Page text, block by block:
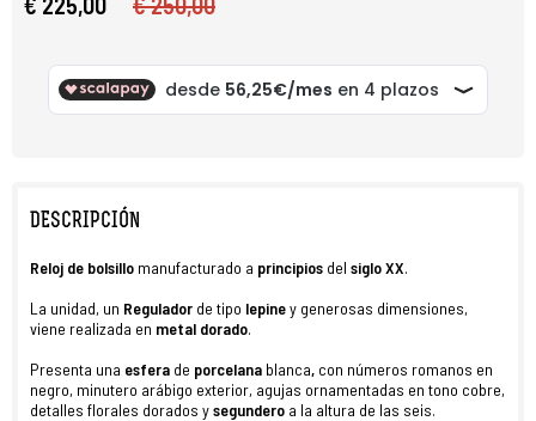
DESCRIPCIÓN
Reloj de bolsillo manufacturado a principios del siglo XX.
La unidad, un Regulador de tipo lepiney generosas dimensiones,
viene realizada en metal dorado.
Presenta una esfera de porcelana blanca, con números romanos en
negro, minutero arábigo exterior, agujas ornamentadas en tono cobre,
detalles florales dorados ysegundero a la altura de las seis.